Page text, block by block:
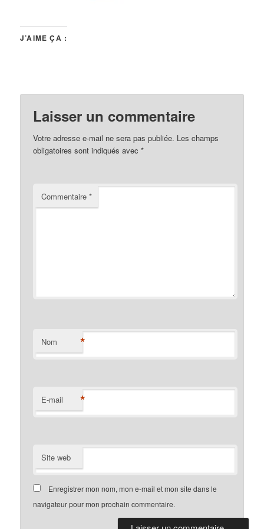
J’AIME ÇA :
Laisser un commentaire
Votre adresse e-mail ne sera pas publiée. Les champs
obligatoires sont indiqués avec*
Commentaire*
Nom *
E-mail *
Site web
Enregistrer mon nom, mon e-mail et mon site dans le
navigateur pour mon prochain commentaire.